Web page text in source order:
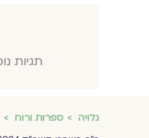
תגיות
גלויה ספרות ורוח